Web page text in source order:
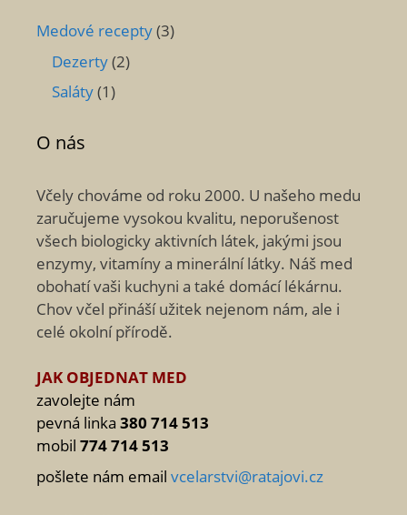
Medové recepty(3)
Dezerty(2)
Saláty(1)
O nás
Včely chováme od roku 2000. U našeho medu
zaručujeme vysokou kvalitu, neporušenost
všech biologicky aktivních látek, jakými jsou
enzymy, vitamíny a minerální látky. Náš med
obohatí vaši kuchyni a také domácí lékárnu.
Chov včel přináší užitek nejenom nám, ale i
celé okolní přírodě.
JAK OBJEDNAT MED
zavolejte nám
pevná linka 380 714 513
mobil 774 714 513
pošlete nám email vcelarstvi@ratajovi.cz